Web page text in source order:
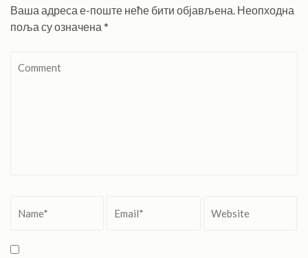
Ваша адреса е-поште неће бити објављена. Неопходна
поља су означена *